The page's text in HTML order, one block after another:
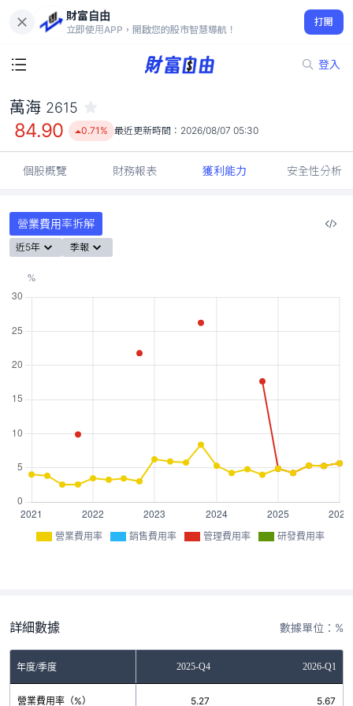
財富自由
立即使用APP，開啟您的股市智慧導航！
打開
登入
84.90
0.71%
萬海 2615
84.90 0.71% 最近更新時間： 2026/08/07 05:30
個股概覽 財務報表 獲利能力 安全性分析
營業費用率拆解
近5年 季報
營業費用率 銷售費用率 管理費用率 研發費用率
詳細數據 數據單位：%
年度/季度2025-Q3 2025-Q4 2026-Q1
營業費用率（%）
5.33 5.27 5.67